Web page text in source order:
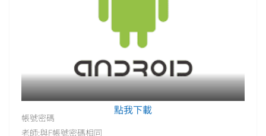
點我下載
帳號密碼
老師:與F帳號密碼相同